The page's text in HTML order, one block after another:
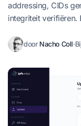
addressing, CIDs
integriteit verifiëren.
door Nacho Coll·